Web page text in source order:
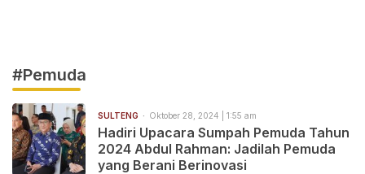
#Pemuda
SULTENG Oktober 28, 2024 | 1:55 am
Hadiri Upacara Sumpah Pemuda Tahun
2024 Abdul Rahman: Jadilah Pemuda
yang Berani Berinovasi